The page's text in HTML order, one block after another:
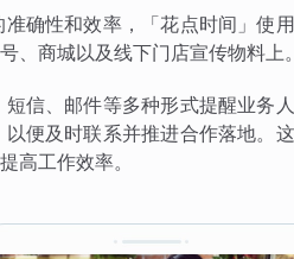
确性和效率，「花点时间」使
、商城以及线下门店宣传物料上。
信、邮件等多种形式提醒业务
便及时联系并推进合作落地。
高工作效率。